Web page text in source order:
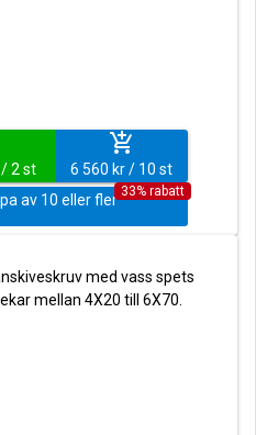
2 st
add_shopping_cart
6 560 kr / 10 st
av 10 eller fler 33% rabatt
med vass spets
mellan 4X20 till 6X70.